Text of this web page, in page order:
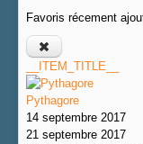
Favoris récement
__ITEM_TITLE__
Pythagore
14 septembre 2017
21 septembre 2017